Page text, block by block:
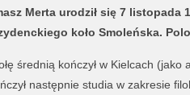
Merta urodził się 7 listopada
koło Smoleńska.
średnią kończył w Kielcach
następnie studia w zakresie